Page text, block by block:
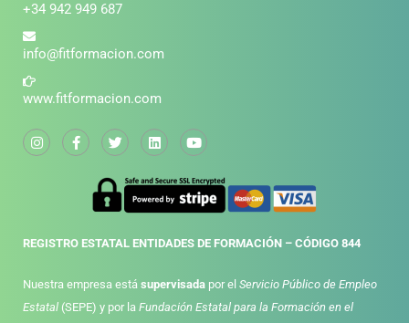
+34 942 949 687
info@fitformacion.com
www.fitformacion.com
REGISTRO ESTATAL ENTIDADES DE FORMACIÓN – CÓDIGO 844
Nuestra empresa está supervisada por el Servicio Público de Empleo
Estatal (SEPE) y por la Fundación Estatal para la Formación en el